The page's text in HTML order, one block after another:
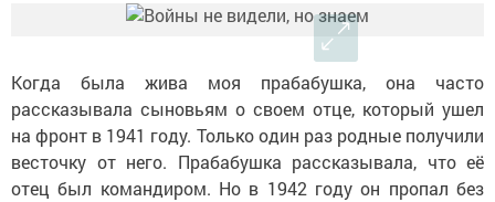
Когда была жива моя прабабушка, она часто
рассказывала сыновьям о своем отце, который ушел
на фронт в 1941 году. Только один раз родные получили
весточку от него. Прабабушка рассказывала, что её
отец был командиром. Но в 1942 году он пропал без